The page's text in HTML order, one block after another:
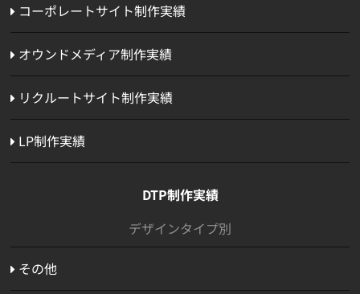
コーポレートサイト制作実績
オウンドメディア制作実績
リクルートサイト制作実績
LP制作実績
DTP制作実績
デザインタイプ別
その他